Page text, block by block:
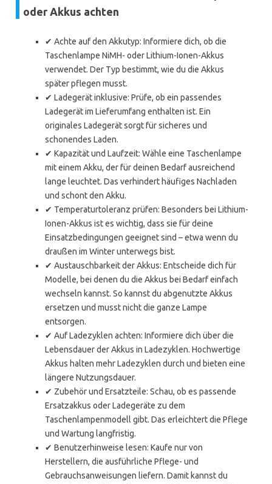
oder Akkus achten
✔ Achte auf den Akkutyp: Informiere dich, ob die
Taschenlampe NiMH- oder Lithium-Ionen-Akkus
verwendet. Der Typ bestimmt, wie du die Akkus
später pflegen musst.
✔ Ladegerät inklusive: Prüfe, ob ein passendes
Ladegerät im Lieferumfang enthalten ist. Ein
originales Ladegerät sorgt für sicheres und
schonendes Laden.
✔ Kapazität und Laufzeit: Wähle eine Taschenlampe
mit einem Akku, der für deinen Bedarf ausreichend
lange leuchtet. Das verhindert häufiges Nachladen
und schont den Akku.
✔ Temperaturtoleranz prüfen: Besonders bei Lithium-
Ionen-Akkus ist es wichtig, dass sie für deine
Einsatzbedingungen geeignet sind – etwa wenn du
draußen im Winter unterwegs bist.
✔ Austauschbarkeit der Akkus: Entscheide dich für
Modelle, bei denen du die Akkus bei Bedarf einfach
wechseln kannst. So kannst du abgenutzte Akkus
ersetzen und musst nicht die ganze Lampe
entsorgen.
✔ Auf Ladezyklen achten: Informiere dich über die
Lebensdauer der Akkus in Ladezyklen. Hochwertige
Akkus halten mehr Ladezyklen durch und bieten eine
längere Nutzungsdauer.
✔ Zubehör und Ersatzteile: Schau, ob es passende
Ersatzakkus oder Ladegeräte zu dem
Taschenlampenmodell gibt. Das erleichtert die Pflege
und Wartung langfristig.
✔ Benutzerhinweise lesen: Kaufe nur von
Herstellern, die ausführliche Pflege- und
Gebrauchsanweisungen liefern. Damit kannst du